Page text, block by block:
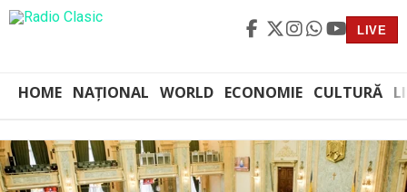
LIVE
HOME NAȚIONAL WORLD ECONOMIE CULTURĂ